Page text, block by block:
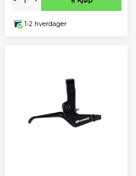
1-2 hverdager